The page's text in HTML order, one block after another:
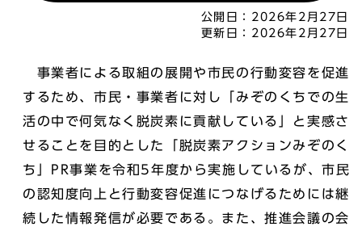
公開日： 2026年2月27日
更新日： 2026年2月27日
事業者による取組の展開や市民の行動変容を促進
するため、市民・事業者に対し「みぞのくちでの生
活の中で何気なく脱炭素に貢献している」と実感さ
せることを目的とした「脱炭素アクションみぞのく
ち」PR事業を令和5年度から実施しているが、市民
の認知度向上と行動変容促進につなげるためには継
続した情報発信が必要である。また、推進会議の会